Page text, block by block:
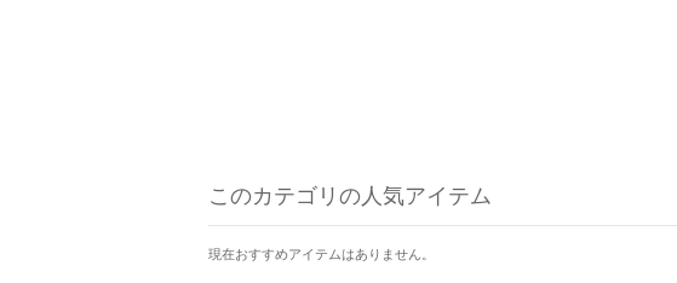
このカテゴリの人気アイテム
現在おすすめアイテムはありません。